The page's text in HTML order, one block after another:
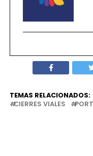
TEMAS RELACIONADOS:
CIERRES VIALES